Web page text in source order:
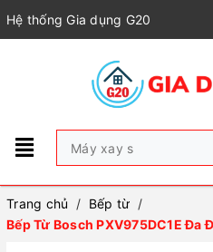
Hệ thống Gia dụng G20
Trang chủ / Bếp từ /
Bếp Từ Bosch PXV975DC1E Đa